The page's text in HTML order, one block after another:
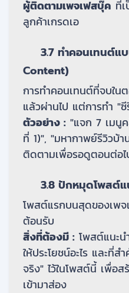
ผู้ติดตามเพจเฟสบุ๊ค ที่
ลูกค้าเกรดเอ
3.7 ทำคอนเทนต์แ
Content)
การทำคอนเทนต์ที่จบใน
แล้วผ่านไป แต่การทำ "
ตัวอย่าง : "แจก 7 เมนู
ที่ 1)", "มหากาพย์รีวิวบ้า
ติดตามเพื่อรอดูตอนต่อไ
3.8 ปักหมุดโพสต์แ
โพสต์แรกบนสุดของเพ
ต้อนรับ
สิ่งที่ต้องมี : โพสต์แนะน
ให้ประโยชน์อะไร และที่
จริง" ไว้ในโพสต์นี้ เพื่อ
เข้ามาส่อง